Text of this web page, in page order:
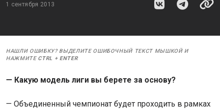
1 сентября 2013
НАШЛИ ОШИБКУ? ВЫДЕЛИТЕ ОШИБОЧНЫЙ ТЕКСТ МЫШКОЙ И
НАЖМИТЕ CTRL + ENTER
— Какую модель лиги вы берете за основу?
— Объединенный чемпионат будет проходить в рамках